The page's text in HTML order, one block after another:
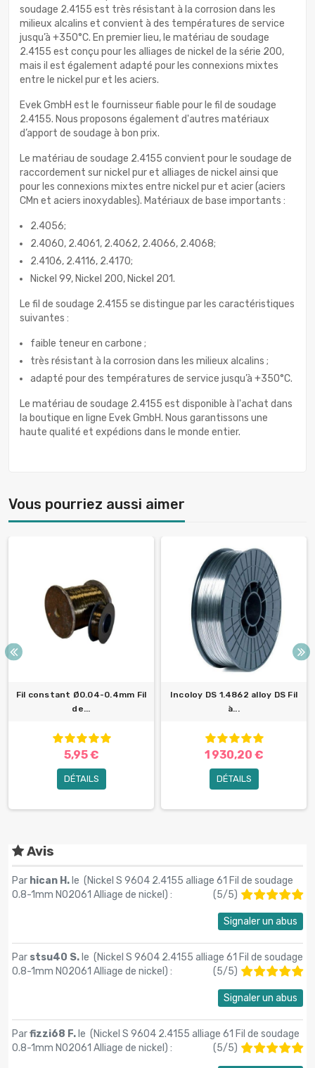
soudage 2.4155 est très résistant à la corrosion dans les
milieux alcalins et convient à des températures de service
jusqu’à +350°C. En premier lieu, le matériau de soudage
2.4155 est conçu pour les alliages de nickel de la série 200,
mais il est également adapté pour les connexions mixtes
entre le nickel pur et les aciers.
Evek GmbH est le fournisseur fiable pour le fil de soudage
2.4155. Nous proposons également d'autres matériaux
d’apport de soudage à bon prix.
Le matériau de soudage 2.4155 convient pour le soudage de
raccordement sur nickel pur et alliages de nickel ainsi que
pour les connexions mixtes entre nickel pur et acier (aciers
CMn et aciers inoxydables). Matériaux de base importants :
2.4056;
2.4060, 2.4061, 2.4062, 2.4066, 2.4068;
2.4106, 2.4116, 2.4170;
Nickel 99, Nickel 200, Nickel 201.
Le fil de soudage 2.4155 se distingue par les caractéristiques
suivantes :
faible teneur en carbone ;
très résistant à la corrosion dans les milieux alcalins ;
adapté pour des températures de service jusqu’à +350°C.
Le matériau de soudage 2.4155 est disponible à l'achat dans
la boutique en ligne Evek GmbH. Nous garantissons une
haute qualité et expédions dans le monde entier.
Vous pourriez aussi aimer
Fil constant Ø0.04-0.4mm Fil
de...
5,95 €
DÉTAILS
Incoloy DS 1.4862 alloy DS Fil
à...
1 930,20 €
DÉTAILS
Avis
Par hican H.le (Nickel S 9604 2.4155 alliage 61 Fil de soudage
0.8-1mm N02061 Alliage de nickel) : (5/5)
Signaler un abus
Par stsu40 S.le (Nickel S 9604 2.4155 alliage 61 Fil de soudage
0.8-1mm N02061 Alliage de nickel) : (5/5)
Signaler un abus
Parfizzi68 F.le (Nickel S 9604 2.4155 alliage 61 Fil de soudage
0.8-1mm N02061 Alliage de nickel) : (5/5)